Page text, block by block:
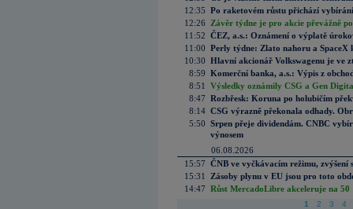
12:35 Po raketovém růstu přichází
12:26
Závěr týdne je pro akcie převážně
11:52 ČEZ, a.s.: Oznámení o výplatě
11:00 Perly týdne: Zlato nahoru a SpaceX
10:30 Hlavní akcionář Volkswagenu je ve
8:59 Komerční banka, a.s.: Výpis z
8:51
Výsledky oznámily CSG a Gen
8:47 Rozbřesk: Koruna po holubičím
8:14 CSG výrazně překonala odhady.
5:50 Srpen přeje dividendám. CNBC
výnosem
06.08.2026
15:57 ČNB ve vyčkávacím režimu, zvýšení
15:31
Zásoby plynu v EU jsou pro toto
14:47 Růst MercadoLibre akceleruje na
1 2 3 4